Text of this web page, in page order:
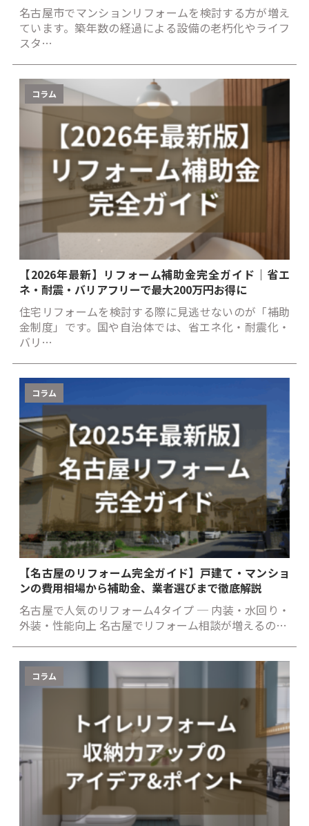
名古屋市でマンションリフォームを検討する方が増え
ています。築年数の経過による設備の老朽化やライフ
スタ…
コラム
【2026年最新】リフォーム補助金完全ガイド｜省エ
ネ・耐震・バリアフリーで最大200万円お得に
住宅リフォームを検討する際に見逃せないのが「補助
金制度」です。国や自治体では、省エネ化・耐震化・
バリ…
コラム
【名古屋のリフォーム完全ガイド】戸建て・マンショ
ンの費用相場から補助金、業者選びまで徹底解説
名古屋で人気のリフォーム4タイプ ─ 内装・水回り・
外装・性能向上 名古屋でリフォーム相談が増えるの…
コラム